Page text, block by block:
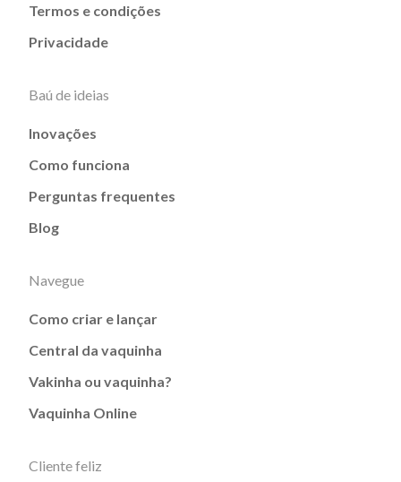
Termos e condições
Privacidade
Baú de ideias
Inovações
Como funciona
Perguntas frequentes
Blog
Navegue
Como criar e lançar
Central da vaquinha
Vakinha ou vaquinha?
Vaquinha Online
Cliente feliz